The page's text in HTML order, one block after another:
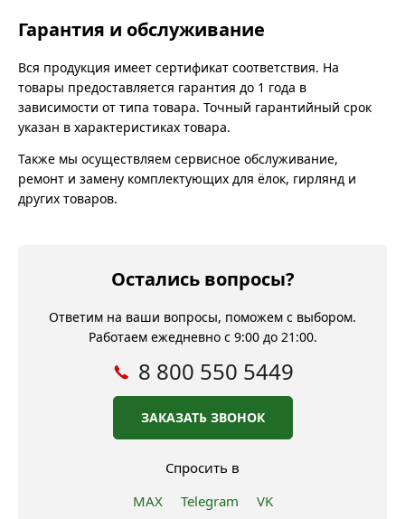
Гарантия и обслуживание
Вся продукция имеет сертификат соответствия. На
товары предоставляется гарантия до 1 года в
зависимости от типа товара. Точный гарантийный срок
указан в характеристиках товара.
Также мы осуществляем сервисное обслуживание,
ремонт и замену комплектующих для ёлок, гирлянд и
других товаров.
Остались вопросы?
Ответим на ваши вопросы, поможем с выбором.
Работаем ежедневно с 9:00 до 21:00.
8 800 550 5449
ЗАКАЗАТЬ ЗВОНОК
Спросить в
MAX
Telegram VK